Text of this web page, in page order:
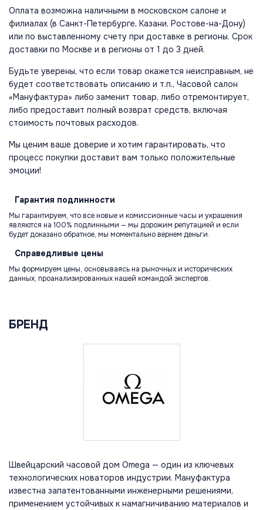
Оплата возможна наличными в московском салоне и
филиалах (в Санкт-Петербурге, Казани, Ростове-на-Дону)
или по выставленному счету при доставке в регионы. Срок
доставки по Москве и в регионы от 1 до 3 дней.
Будьте уверены, что если товар окажется неисправным, не
будет соответствовать описанию и т.п., Часовой салон
«Мануфактура» либо заменит товар, либо отремонтирует,
либо предоставит полный возврат средств, включая
стоимость почтовых расходов.
Мы ценим ваше доверие и хотим гарантировать, что
процесс покупки доставит вам только положительные
эмоции!
Гарантия подлинности
Мы гарантируем, что все новые и комиссионные часы и украшения
являются на 100% подлинными — мы дорожим репутацией и если
будет доказано обратное, мы моментально вернем деньги.
Справедливые цены
Мы формируем цены, основываясь на рыночных и исторических
данных, проанализированных нашей командой экспертов.
БРЕНД
Швейцарский часовой дом Omega — один из ключевых
технологических новаторов индустрии. Мануфактура
известна запатентованными инженерными решениями,
применением устойчивых к намагничиванию материалов и